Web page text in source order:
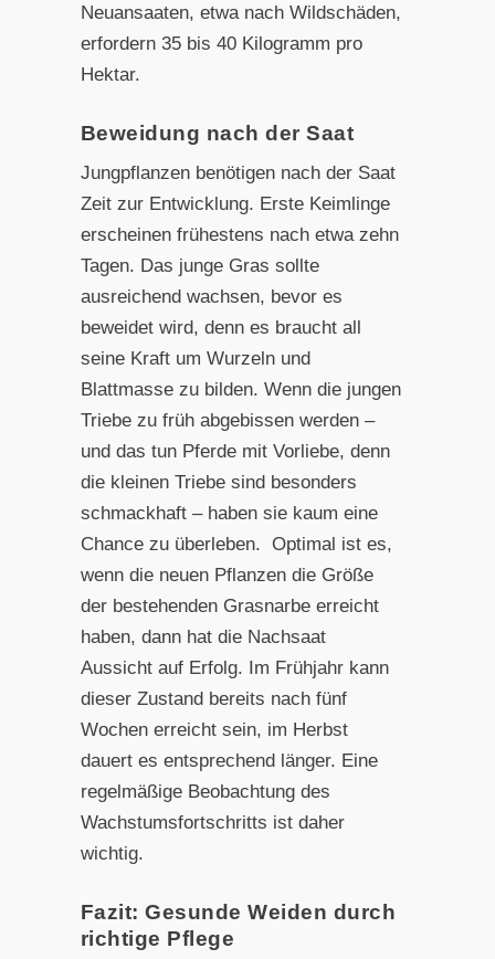
Neuansaaten, etwa nach Wildschäden,
erfordern 35 bis 40 Kilogramm pro
Hektar.
Beweidung nach der Saat
Jungpflanzen benötigen nach der Saat
Zeit zur Entwicklung. Erste Keimlinge
erscheinen frühestens nach etwa zehn
Tagen. Das junge Gras sollte
ausreichend wachsen, bevor es
beweidet wird, denn es braucht all
seine Kraft um Wurzeln und
Blattmasse zu bilden. Wenn die jungen
Triebe zu früh abgebissen werden –
und das tun Pferde mit Vorliebe, denn
die kleinen Triebe sind besonders
schmackhaft – haben sie kaum eine
Chance zu überleben. Optimal ist es,
wenn die neuen Pflanzen die Größe
der bestehenden Grasnarbe erreicht
haben, dann hat die Nachsaat
Aussicht auf Erfolg. Im Frühjahr kann
dieser Zustand bereits nach fünf
Wochen erreicht sein, im Herbst
dauert es entsprechend länger. Eine
regelmäßige Beobachtung des
Wachstumsfortschritts ist daher
wichtig.
Fazit: Gesunde Weiden durch
richtige Pflege